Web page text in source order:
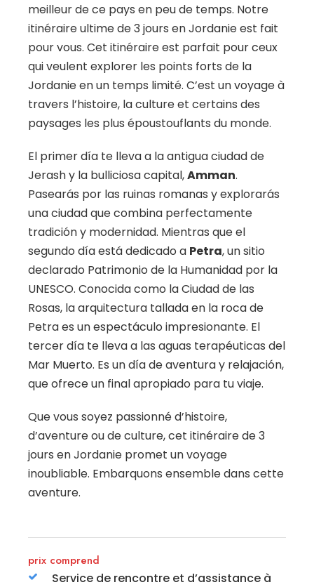
meilleur de ce pays en peu de temps. Notre
itinéraire ultime de 3 jours en Jordanie est fait
pour vous. Cet itinéraire est parfait pour ceux
qui veulent explorer les points forts de la
Jordanie en un temps limité. C’est un voyage à
travers l’histoire, la culture et certains des
paysages les plus époustouflants du monde.
El primer día te lleva a la antigua ciudad de
Jerash y la bulliciosa capital,Amman.
Pasearás por las ruinas romanas y explorarás
una ciudad que combina perfectamente
tradición y modernidad. Mientras que el
segundo día está dedicado a Petra, un sitio
declarado Patrimonio de la Humanidad por la
UNESCO. Conocida como la Ciudad de las
Rosas, la arquitectura tallada en la roca de
Petra es un espectáculo impresionante. El
tercer día te lleva a las aguas terapéuticas del
Mar Muerto. Es un día de aventura y relajación,
que ofrece un final apropiado para tu viaje.
Que vous soyez passionné d’histoire,
d’aventure ou de culture, cet itinéraire de 3
jours en Jordanie promet un voyage
inoubliable. Embarquons ensemble dans cette
aventure.
prix comprend
Service de rencontre et d’assistance à